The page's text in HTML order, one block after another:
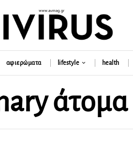
αφιερώματα lifestyle health
άτομα